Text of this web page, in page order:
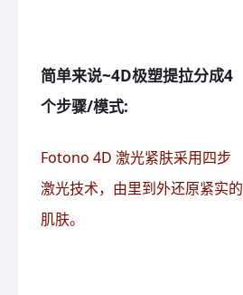
简单来说~4D极塑提拉分成4
个步骤/模式:
Fotono 4D 激光紧肤采用四步
激光技术，由里到外还原紧实的
肌肤。